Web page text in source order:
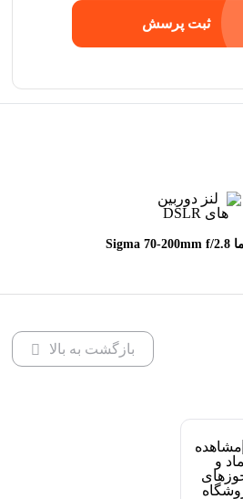
ثبت پرسش
لنز سیگما Sigma 70-200mm f/2.8
بازگشت به بالا